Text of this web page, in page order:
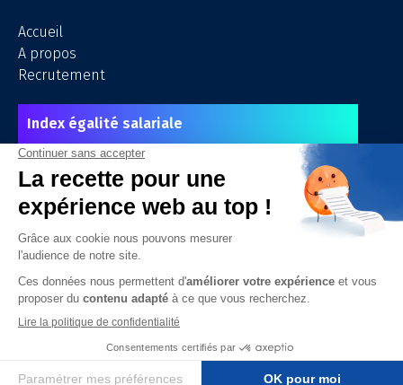
Accueil
A propos
Recrutement
Index égalité salariale
Expertises
Smart City
Télécom & Data
Mobilité Electrique
Energie & Industrie
Demandez un